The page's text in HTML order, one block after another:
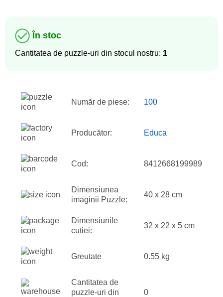
În stoc
Cantitatea de puzzle-uri din stocul nostru: 1
Număr de piese: 100
Producător: Educa
Cod: 8412668199989
Dimensiunea
imaginii Puzzle:
40 x 28 cm
Dimensiunile
cutiei:
32 x 22 x 5 cm
Greutate 0.55 kg
Cantitatea de
puzzle-uri din
0